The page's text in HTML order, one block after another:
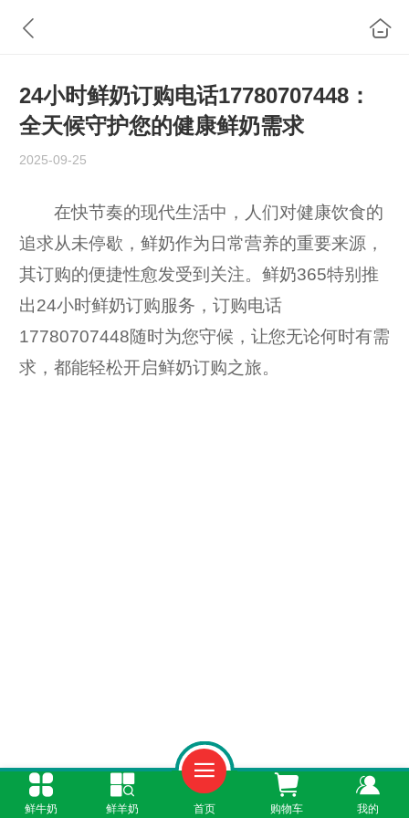
24小时鲜奶订购电话17780707448：
全天候守护您的健康鲜奶需求
2025-09-25
在快节奏的现代生活中，人们对健康饮食的
追求从未停歇，鲜奶作为日常营养的重要来源，
其订购的便捷性愈发受到关注。鲜奶365特别推
出24小时鲜奶订购服务，订购电话
17780707448随时为您守候，让您无论何时有需
求，都能轻松开启鲜奶订购之旅。
一、全天候在线，订购无时间限制
鲜牛奶 鲜羊奶 首页 购物车 我的